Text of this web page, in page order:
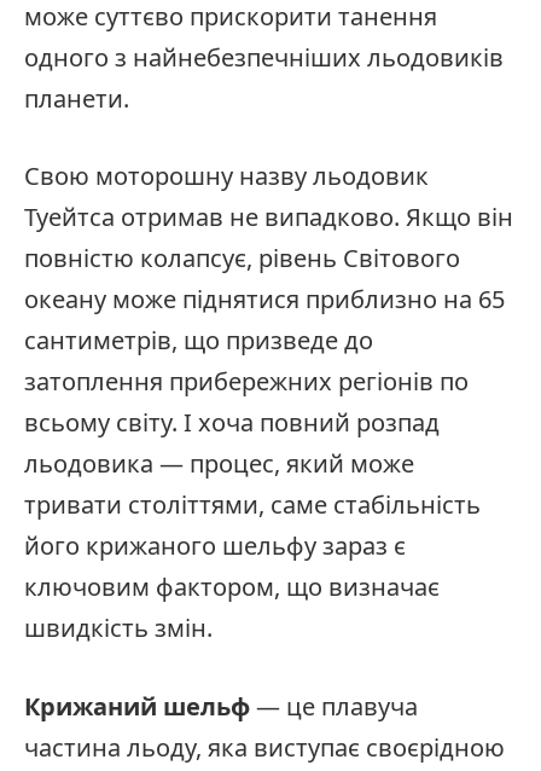
може суттєво прискорити танення
одного з найнебезпечніших льодовиків
планети.
Свою моторошну назву льодовик
Туейтса отримав не випадково. Якщо він
повністю колапсує, рівень Світового
океану може піднятися приблизно на 65
сантиметрів, що призведе до
затоплення прибережних регіонів по
всьому світу. І хоча повний розпад
льодовика — процес, який може
тривати століттями, саме стабільність
його крижаного шельфу зараз є
ключовим фактором, що визначає
швидкість змін.
Крижаний шельф— це плавуча
частина льоду, яка виступає своєрідною